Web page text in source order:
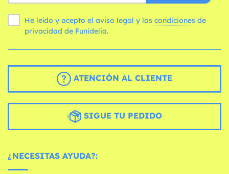
He leído y acepto el aviso legal y las condiciones
privacidad de Funidelia.
ATENCIÓN AL CLIENTE
SIGUE TU PEDIDO
¿NECESITAS AYUDA?: